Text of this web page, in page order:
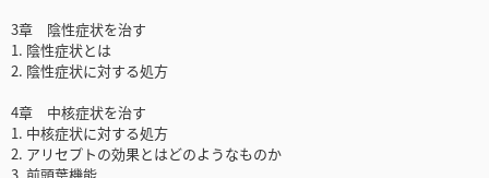
3章 陰性症状を治す
1. 陰性症状とは
2. 陰性症状に対する処方
4章 中核症状を治す
1. 中核症状に対する処方
2. アリセプトの効果とはどのようなものか